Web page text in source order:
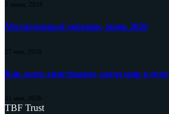
5 июня, 2026
Молитвенный дневник, июнь 2026
27 мая, 2026
Как жить христианам, когда мир в огне
21 мая, 2026
TBF Trust